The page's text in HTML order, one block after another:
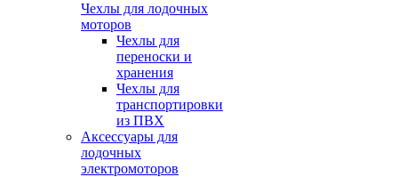
Чехлы для лодочных
моторов
Чехлы для
переноски и
хранения
Чехлы для
транспортировки
из ПВХ
Аксессуары для
лодочных
электромоторов